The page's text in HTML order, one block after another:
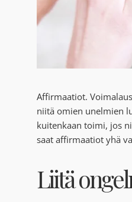
Affirmaatiot.
niitä omien unelmien
kuitenkaan toimi, jos
saat affirmaatiot yhä
Liitä